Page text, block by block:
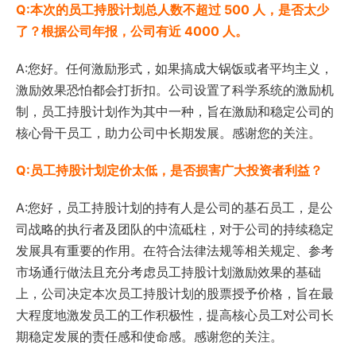
Q:本次的员工持股计划总人数不超过 500 人，是否太少
了？根据公司年报，公司有近 4000 人。
A:您好。任何激励形式，如果搞成大锅饭或者平均主义，
激励效果恐怕都会打折扣。公司设置了科学系统的激励机
制，员工持股计划作为其中一种，旨在激励和稳定公司的
核心骨干员工，助力公司中长期发展。感谢您的关注。
Q:员工持股计划定价太低，是否损害广大投资者利益？
A:您好，员工持股计划的持有人是公司的基石员工，是公
司战略的执行者及团队的中流砥柱，对于公司的持续稳定
发展具有重要的作用。在符合法律法规等相关规定、参考
市场通行做法且充分考虑员工持股计划激励效果的基础
上，公司决定本次员工持股计划的股票授予价格，旨在最
大程度地激发员工的工作积极性，提高核心员工对公司长
期稳定发展的责任感和使命感。感谢您的关注。